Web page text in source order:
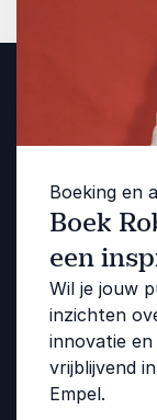
Boeking en
Boek
een
Wil je jouw
inzichten
innovatie
vrijblijvend
Empel.